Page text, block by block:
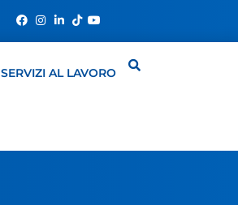
SERVIZI AL LAVORO